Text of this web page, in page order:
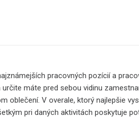
pracovných pozícií a
máte pred sebou vidinu
oblečení. V overale, ktorý najlepšie
pri daných aktivitách poskytuje